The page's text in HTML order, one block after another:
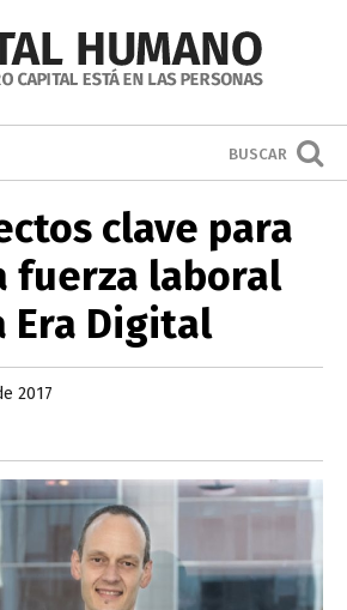
BUSCAR
clave para
fuerza laboral
Era Digital
2017